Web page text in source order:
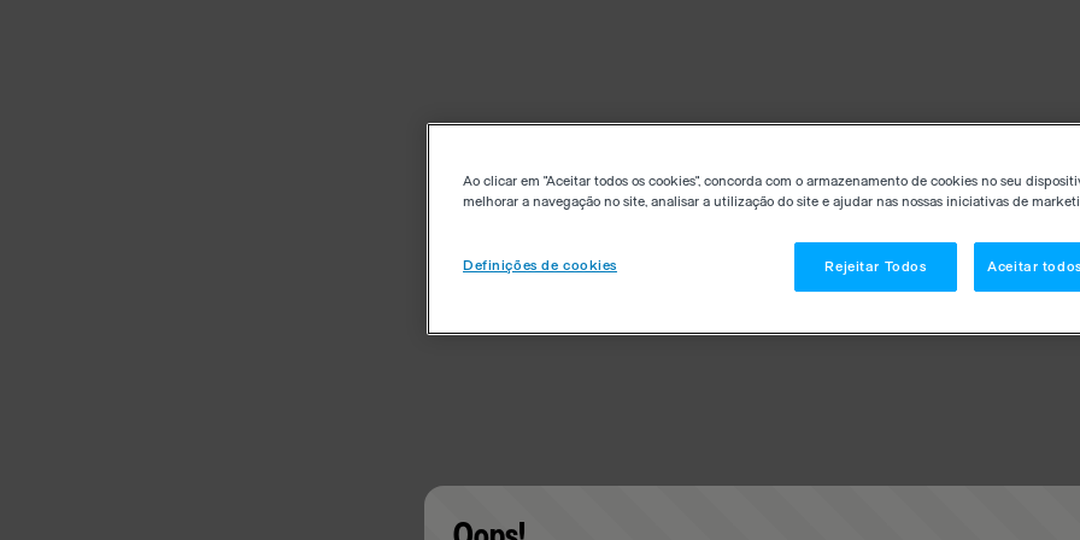
Ao clicar em "Aceitar todos os cookies", concorda com o armazenamento de cookies no seu
melhorar a navegação no site, analisar a utilização do site e ajudar nas nossas iniciativas de
Definições de cookies Rejeitar Todos Aceitar